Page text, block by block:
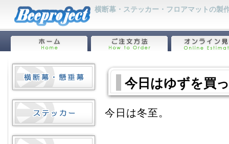
横断幕・ステッカー・フロアマットの
今日はゆずを買
今日は冬至。